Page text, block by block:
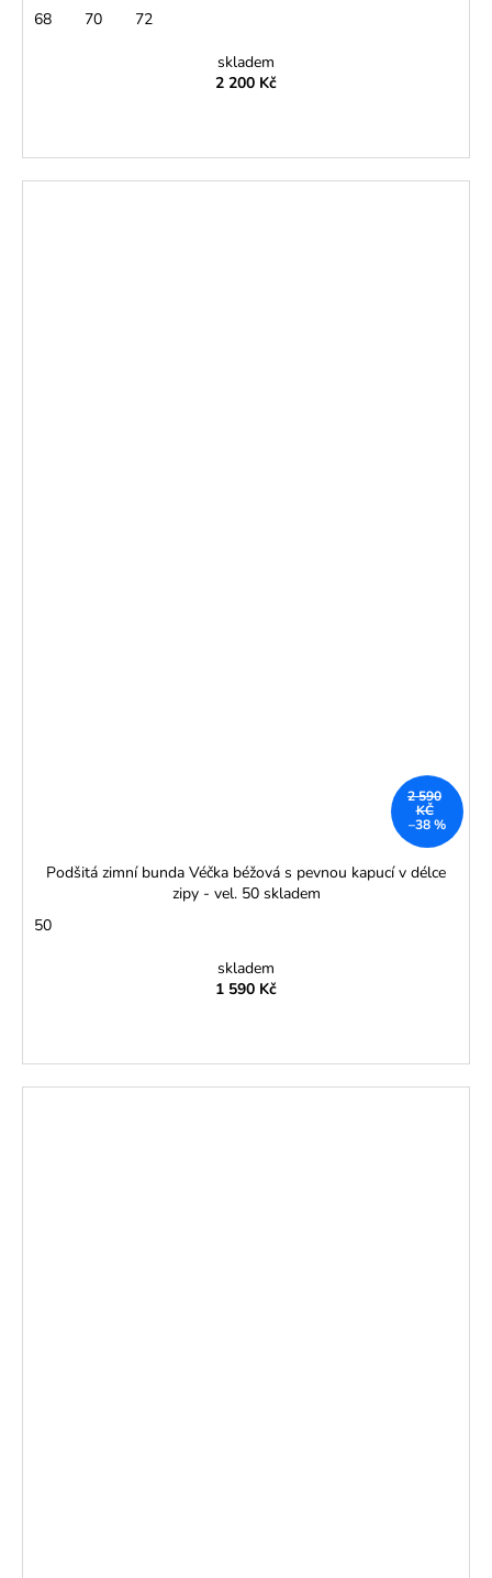
68
70 72
skladem
2 200 Kč
2 590
KČ
–38 %
Podšitá zimní bunda Véčka béžová s pevnou kapucí v délce
zipy - vel. 50 skladem
50
skladem
1 590 Kč